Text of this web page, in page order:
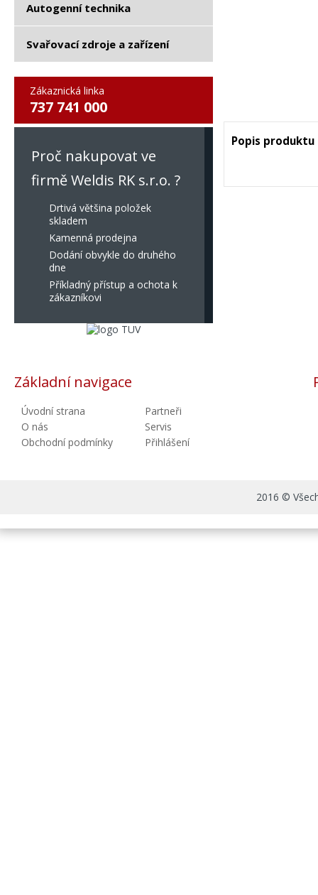
Autogenní technika
Svařovací zdroje a zařízení
Zákaznická linka
737 741 000
Proč nakupovat ve
firmě Weldis RK s.r.o. ?
Drtivá většina položek
skladem
Kamenná prodejna
Dodání obvykle do druhého
dne
Příkladný přístup a ochota k
zákazníkovi
Popis produktu
Základní navigace
Úvodní strana
O nás
Obchodní podmínky
Partneři
Servis
Přihlášení
2016 ©